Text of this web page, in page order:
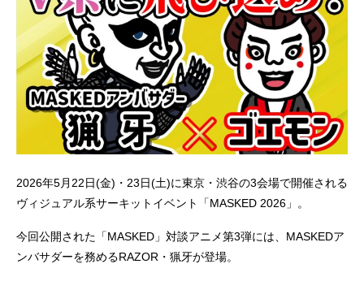
2026年5月22日(金)・23日(土)に東京・渋谷の3会場で開催される
ヴィジュアル系サーキットイベント「MASKED 2026」。
今回公開された「MASKED」対談アニメ第3弾には、MASKEDア
ンバサダーを務めるRAZOR・猟牙が登場。